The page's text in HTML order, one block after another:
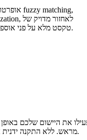
טקסט מלא על פני אוספי מסמכים גדולים.
את היישום שלכם
מראש. ללא התקנה ידנית או שלבי התקנה מורכבים.